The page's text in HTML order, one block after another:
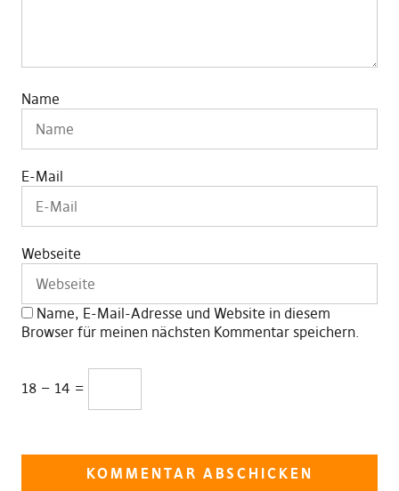
Name
E-Mail
Webseite
Name, E-Mail-Adresse und Website in diesem
Browser für meinen nächsten Kommentar speichern.
18 − 14 =